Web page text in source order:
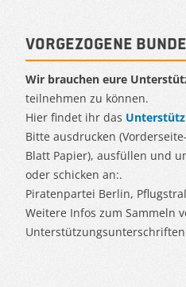
Vorgezogene
Wir brauchen eure
teilnehmen zu können.
Hier findet ihr das
Bitte ausdrucken
Blatt Papier), ausfüllen und
oder schicken an:.
Piratenpartei Berlin,
Weitere Infos zum Sammeln